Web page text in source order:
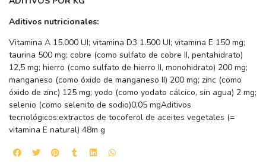
Aditivos nutricionales:
Vitamina A 15.000 UI; vitamina D3 1.500 UI; vitamina E 150 mg;
taurina 500 mg; cobre (como sulfato de cobre II, pentahidrato)
12,5 mg; hierro (como sulfato de hierro II, monohidrato) 200 mg;
manganeso (como óxido de manganeso II) 200 mg; zinc (como
óxido de zinc) 125 mg; yodo (como yodato cálcico, sin agua) 2 mg;
selenio (como selenito de sodio)0,05 mgAditivos
tecnológicos:extractos de tocoferol de aceites vegetales (=
vitamina E natural) 48m g